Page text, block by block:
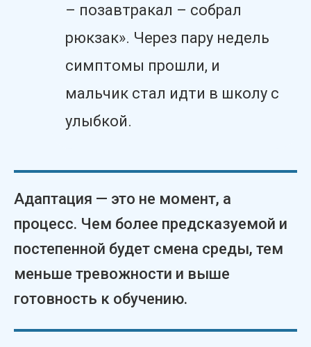
– позавтракал – собрал
рюкзак». Через пару недель
симптомы прошли, и
мальчик стал идти в школу с
улыбкой.
Адаптация — это не момент, а
процесс. Чем более предсказуемой и
постепенной будет смена среды, тем
меньше тревожности и выше
готовность к обучению.